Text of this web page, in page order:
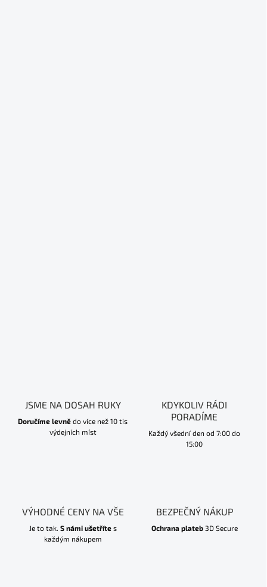
JSME NA DOSAH RUKY
Doručíme levně do více než 10 tis
výdejních míst
KDYKOLIV RÁDI
PORADÍME
Každý všední den od 7:00 do
15:00
VÝHODNÉ CENY NA VŠE
Je to tak. S námi ušetřítes
každým nákupem
BEZPEČNÝ NÁKUP
Ochrana plateb3D Secure